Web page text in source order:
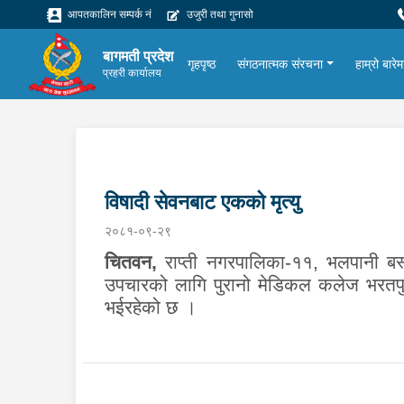
आपतकालिन सम्पर्क नं उजुरी तथा गुनासो
बागमती प्रदेश
प्रहरी कार्यालय
गृहपृष्ठ संगठनात्मक संरचना हाम्रो
विषादी सेवनबाट एकको मृत्यु
२०८१-०९-२९
चितवन, राप्ती नगरपालिका-११, भलपानी
उपचारको लागि पुरानो मेडिकल कलेज
भईरहेको छ ।